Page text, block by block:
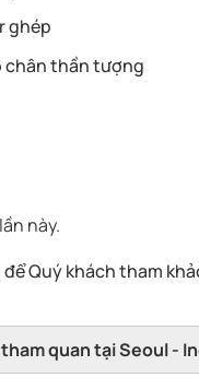
ghép
chân thần tượng
này.
Quý khách tham
quan tại Seoul -